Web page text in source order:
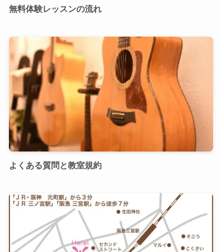
無料体験レッスンの流れ
よくある質問と教室規約